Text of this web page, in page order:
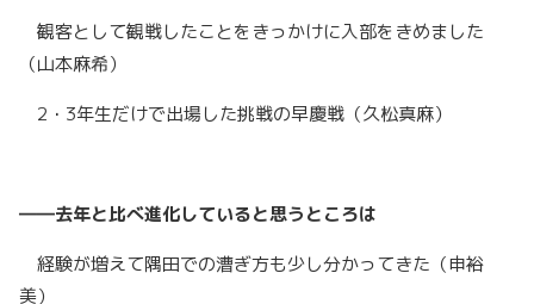
観客として観戦したことをきっかけに入部をきめました
（山本麻希）
2・3年生だけで出場した挑戦の早慶戦（久松真麻）
――去年と比べ進化していると思うところは
経験が増えて隅田での漕ぎ方も少し分かってきた（申裕
美）